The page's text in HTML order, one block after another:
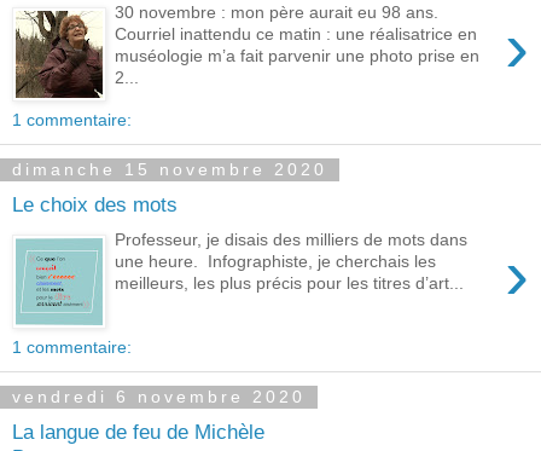
›
30 novembre : mon père aurait eu 98 ans.
Courriel inattendu ce matin : une réalisatrice en
muséologie m’a fait parvenir une photo prise en
2...
1 commentaire:
dimanche 15 novembre 2020
Le choix des mots
›
Professeur, je disais des milliers de mots dans
une heure. Infographiste, je cherchais les
meilleurs, les plus précis pour les titres d’art...
1 commentaire:
vendredi 6 novembre 2020
La langue de feu de Michèle